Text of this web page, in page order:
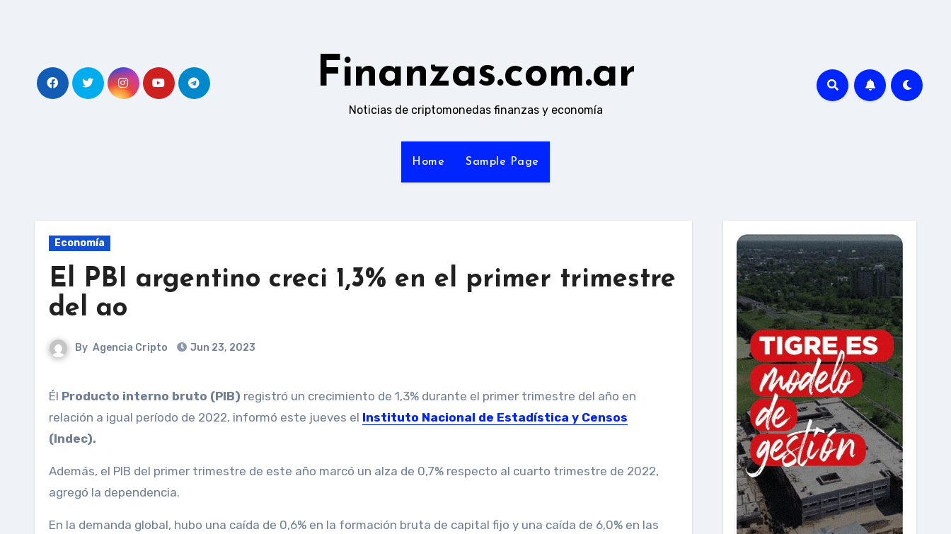
Finanzas.com.ar
Noticias de criptomonedas finanzas y economía
Home Sample Page
Economía
El PBI argentino creci 1,3% en el primer trimestre
del ao
By Agencia Cripto Jun 23, 2023
Él Producto interno bruto (PIB) registró un crecimiento de 1,3% durante el primer trimestre del año en
relación a igual período de 2022, informó este jueves el Instituto Nacional de Estadística y Censos
(Indec).
Además, el PIB del primer trimestre de este año marcó un alza de 0,7% respecto al cuarto trimestre de 2022,
agregó la dependencia.
En la demanda global, hubo una caída de 0,6% en la formación bruta de capital fijo y una caída de 6,0% en las